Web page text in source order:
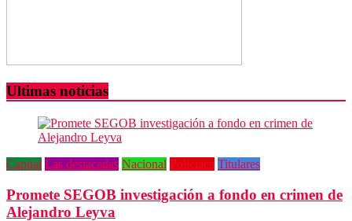
Ultimas noticias
Capital Las destacadas Nacional Policiaca Titulares
Promete SEGOB investigación a fondo en crimen de
Alejandro Leyva